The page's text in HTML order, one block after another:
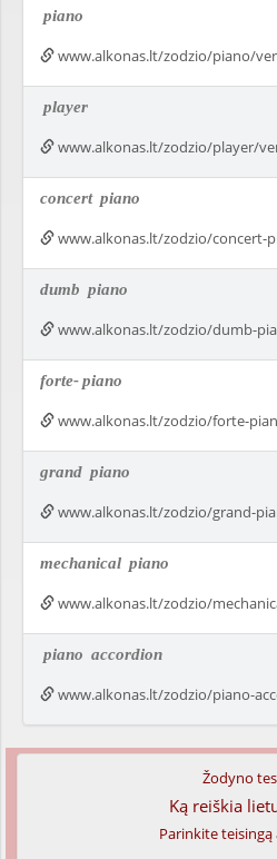
piano
www.alkonas.lt/zodzio/piano/
player
www.alkonas.lt/zodzio/player/
concert piano
www.alkonas.lt/zodzio/concert-
dumb piano
www.alkonas.lt/zodzio/dumb-
forte-piano
www.alkonas.lt/zodzio/forte-
grand piano
www.alkonas.lt/zodzio/grand-
mechanical piano
www.alkonas.lt/zodzio/
piano accordion
www.alkonas.lt/zodzio/piano-
Žodyno
Ką reiškia
Parinkite